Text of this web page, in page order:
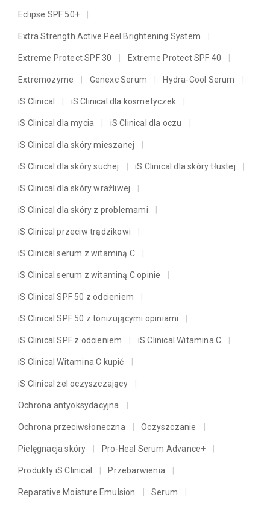
Eclipse SPF 50+
Extra Strength Active Peel Brightening System
Extreme Protect SPF 30 Extreme Protect SPF 40
Extremozyme Genexc Serum Hydra-Cool Serum
iS Clinical iS Clinical dla kosmetyczek
iS Clinical dla mycia iS Clinical dla oczu
iS Clinical dla skóry mieszanej
iS Clinical dla skóry suchej iS Clinical dla skóry tłustej
iS Clinical dla skóry wrażliwej
iS Clinical dla skóry z problemami
iS Clinical przeciw trądzikowi
iS Clinical serum z witaminą C
iS Clinical serum z witaminą C opinie
iS Clinical SPF 50 z odcieniem
iS Clinical SPF 50 z tonizującymi opiniami
iS Clinical SPF z odcieniem iS Clinical Witamina C
iS Clinical Witamina C kupić
iS Clinical żel oczyszczający
Ochrona antyoksydacyjna
Ochrona przeciwsłoneczna Oczyszczanie
Pielęgnacja skóry Pro-Heal Serum Advance+
Produkty iS Clinical Przebarwienia
Reparative Moisture Emulsion Serum